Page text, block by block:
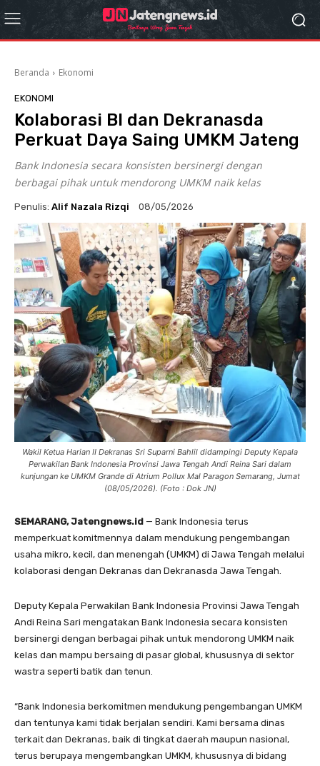
Beranda Ekonomi
EKONOMI
Kolaborasi BI dan Dekranasda
Perkuat Daya Saing UMKM Jateng
Bank Indonesia secara konsisten bersinergi dengan
berbagai pihak untuk mendorong UMKM naik kelas
Penulis: Alif Nazala Rizqi 08/05/2026
Wakil Ketua Harian II Dekranas Sri Suparni Bahlil didampingi Deputy Kepala
Perwakilan Bank Indonesia Provinsi Jawa Tengah Andi Reina Sari dalam
kunjungan ke UMKM Grande di Atrium Pollux Mal Paragon Semarang, Jumat
(08/05/2026). (Foto : Dok JN)
SEMARANG, Jatengnews.id — Bank Indonesia terus
memperkuat komitmennya dalam mendukung pengembangan
usaha mikro, kecil, dan menengah (UMKM) di Jawa Tengah melalui
kolaborasi dengan Dekranas dan Dekranasda Jawa Tengah.
Deputy Kepala Perwakilan Bank Indonesia Provinsi Jawa Tengah
Andi Reina Sari mengatakan Bank Indonesia secara konsisten
bersinergi dengan berbagai pihak untuk mendorong UMKM naik
kelas dan mampu bersaing di pasar global, khususnya di sektor
wastra seperti batik dan tenun.
“Bank Indonesia berkomitmen mendukung pengembangan UMKM
dan tentunya kami tidak berjalan sendiri. Kami bersama dinas
terkait dan Dekranas, baik di tingkat daerah maupun nasional,
terus berupaya mengembangkan UMKM, khususnya di bidang